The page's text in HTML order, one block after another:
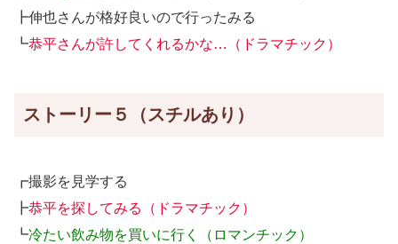
┣伸也さんが格好良いので行ったみる
┗恭平さんが許してくれるかな…（ドラマチック）
ストーリー５（スチルあり）
┏撮影を見学する
┣恭平を探してみる（ドラマチック）
┗冷たい飲み物を買いに行く（ロマンチック）